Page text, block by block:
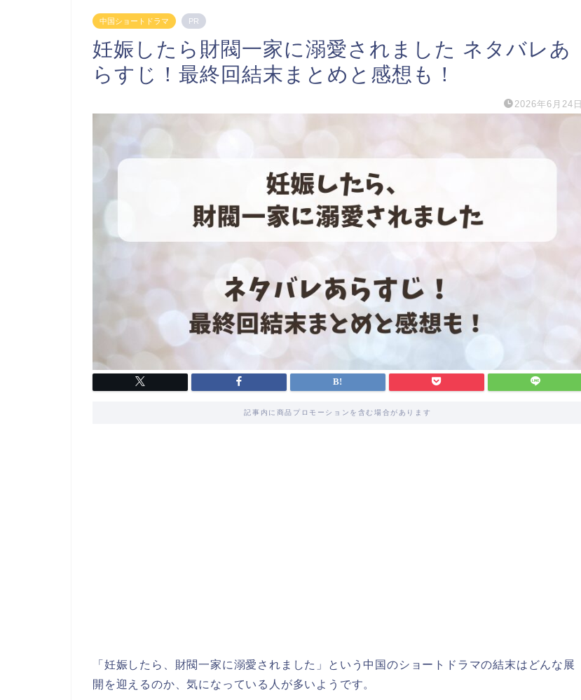
中国ショートドラマ PR
妊娠したら財閥一家に溺愛されました ネタバレあ
らすじ！最終回結末まとめと感想も！
2026年6月24日
記事内に商品プロモーションを含む場合があります
「妊娠したら、財閥一家に溺愛されました 」という中国のショートドラマの結末はどんな展
開を迎えるのか、気になっている人が多いようです。